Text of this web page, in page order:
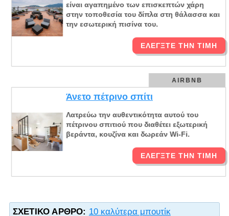
είναι αγαπημένο των επισκεπτών χάρη
στην τοποθεσία του δίπλα στη θάλασσα και
την εσωτερική πισίνα του.
ΕΛΈΓΞΤΕ ΤΗΝ ΤΙΜΉ
AIRBNB
Άνετο πέτρινο σπίτι
Λατρεύω την αυθεντικότητα αυτού του
πέτρινου σπιτιού που διαθέτει εξωτερική
βεράντα, κουζίνα και δωρεάν Wi-Fi.
ΕΛΈΓΞΤΕ ΤΗΝ ΤΙΜΉ
ΣΧΕΤΙΚΌ ΆΡΘΡΟ: 10 καλύτερα μπουτίκ